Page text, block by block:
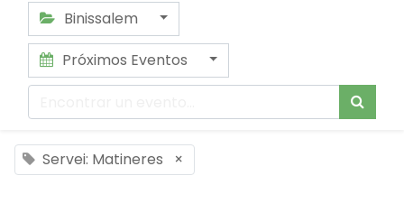
Binissalem
Próximos Eventos
Servei: Matineres ×